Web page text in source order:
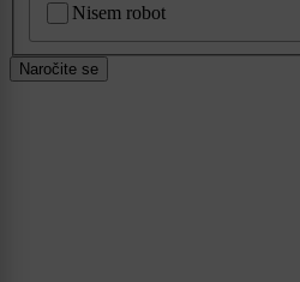
Nisem robot
Naročite se